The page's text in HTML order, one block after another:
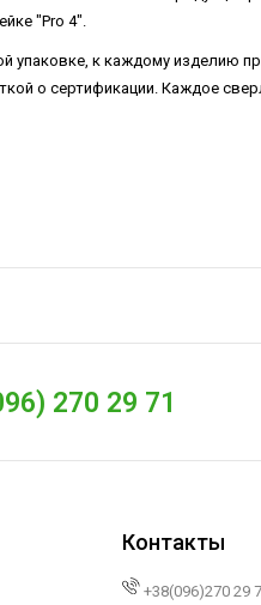
"Pro 4".
упаковке, к каждому изделию
о сертификации. Каждое
270 29 71
Контакты
+38(096)270 29